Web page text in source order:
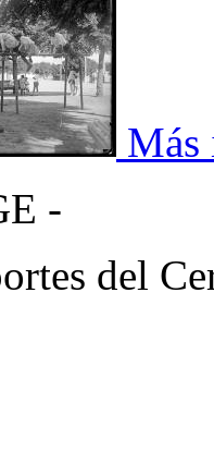
Más
-
del